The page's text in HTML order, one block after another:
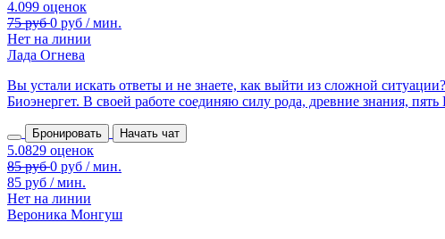
Нет на линии
Лада Огнева
Вы устали искать ответы и не знаете, как выйти из сложной
Биоэнергет. В своей работе соединяю силу рода, древние знания, пять
Бронировать Начать чат
85 руб / мин.
Нет на линии
Вероника Монгуш